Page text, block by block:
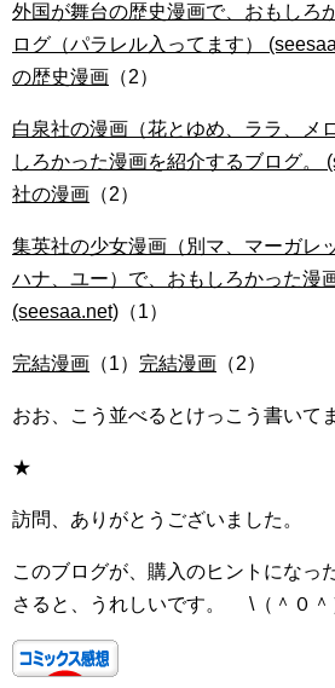
外国が舞台の歴史漫画で、おもしろ
ログ（パラレル入ってます）
の歴史漫画 （2）
白泉社の漫画（花とゆめ、ララ、メ
しろかった漫画を紹介するブログ。
社の漫画 （2）
集英社の少女漫画（別マ、マーガレ
ハナ、ユー）で、おもしろかった漫
(seesaa.net) （1）
完結漫画 （1） 完結漫画 （2）
おお、こう並べるとけっこう書いて
★
訪問、ありがとうございました。
このブログが、購入のヒントになっ
さると、うれしいです。 \（＾０＾